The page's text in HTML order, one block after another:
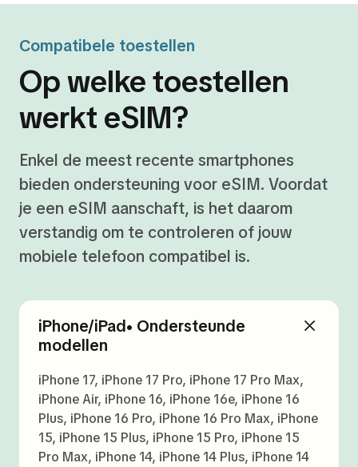
Compatibele toestellen
Op welke toestellen
werkt eSIM?
Enkel de meest recente smartphones
bieden ondersteuning voor eSIM. Voordat
je een eSIM aanschaft, is het daarom
verstandig om te controleren of jouw
mobiele telefoon compatibel is.
iPhone/iPad• Ondersteunde
modellen
iPhone 17, iPhone 17 Pro, iPhone 17 Pro Max,
iPhone Air, iPhone 16, iPhone 16e, iPhone 16
Plus, iPhone 16 Pro, iPhone 16 Pro Max, iPhone
15, iPhone 15 Plus, iPhone 15 Pro, iPhone 15
Pro Max, iPhone 14, iPhone 14 Plus, iPhone 14